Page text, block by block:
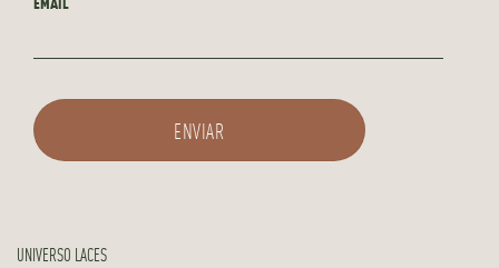
UNIVERSO LACES